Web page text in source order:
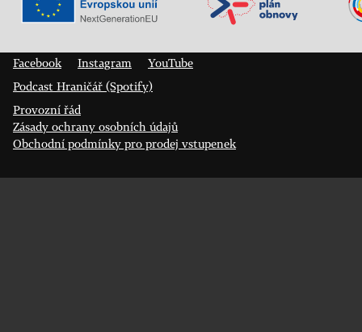
Veřejný sál Hraničář, spolek
Facebook
Instagram
YouTube
Podcast Hraničář (Spotify)
Provozní řád
Zásady ochrany osobních údajů
Obchodní podmínky pro prodej vstupenek